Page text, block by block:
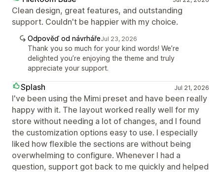
Clean design, great features, and outstanding
support. Couldn't be happier with my choice.
Odpověď od návrhářeJul 23, 2026
Thank you so much for your kind words! We’re
delighted you’re enjoying the theme and truly
appreciate your support.
Splash Jul 21, 2026
I've been using the Mimi preset and have been really
happy with it. The layout worked really well for my
store without needing a lot of changes, and I found
the customization options easy to use. I especially
liked how flexible the sections are without being
overwhelming to configure. Whenever I had a
question, support got back to me quickly and helped